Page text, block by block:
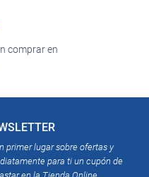
comprar en
primer lugar sobre ofertas y
para ti un cupón de